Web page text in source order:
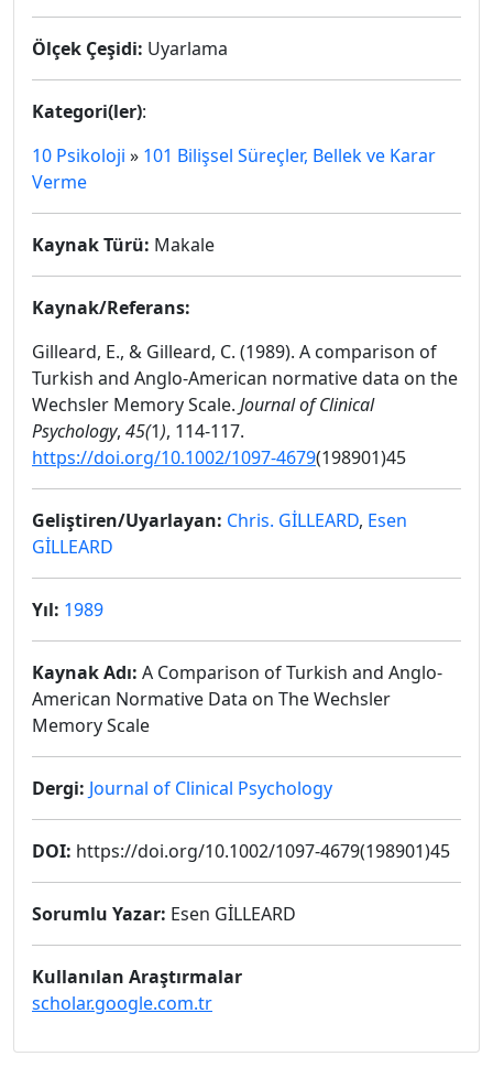
Ölçek Çeşidi: Uyarlama
Kategori(ler):
10 Psikoloji » 101 Bilişsel Süreçler, Bellek ve Karar
Verme
Kaynak Türü: Makale
Kaynak/Referans:
Gilleard, E., & Gilleard, C. (1989). A comparison of
Turkish and Anglo‐American normative data on the
Wechsler Memory Scale. Journal of Clinical
Psychology, 45(1), 114-117.
https://doi.org/10.1002/1097-4679(198901)45
Geliştiren/Uyarlayan: Chris. GİLLEARD, Esen
GİLLEARD
Yıl: 1989
Kaynak Adı: A Comparison of Turkish and Anglo‐
American Normative Data on The Wechsler
Memory Scale
Dergi: Journal of Clinical Psychology
DOI: https://doi.org/10.1002/1097-4679(198901)45
Sorumlu Yazar: Esen GİLLEARD
Kullanılan Araştırmalar
scholar.google.com.tr